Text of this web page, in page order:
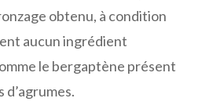
obtenu, à condition
aucun ingrédient
le bergaptène présent
d’agrumes.